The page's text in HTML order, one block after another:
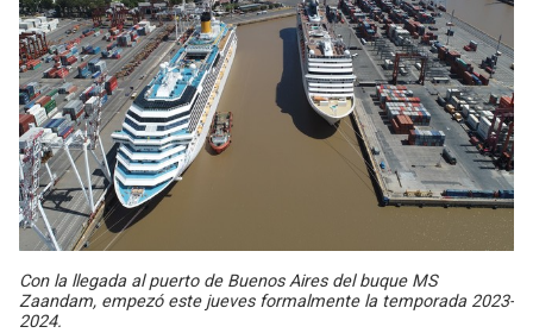
Con la llegada al puerto de Buenos Aires del buque MS
Zaandam, empezó este jueves formalmente la temporada 2023-
2024.